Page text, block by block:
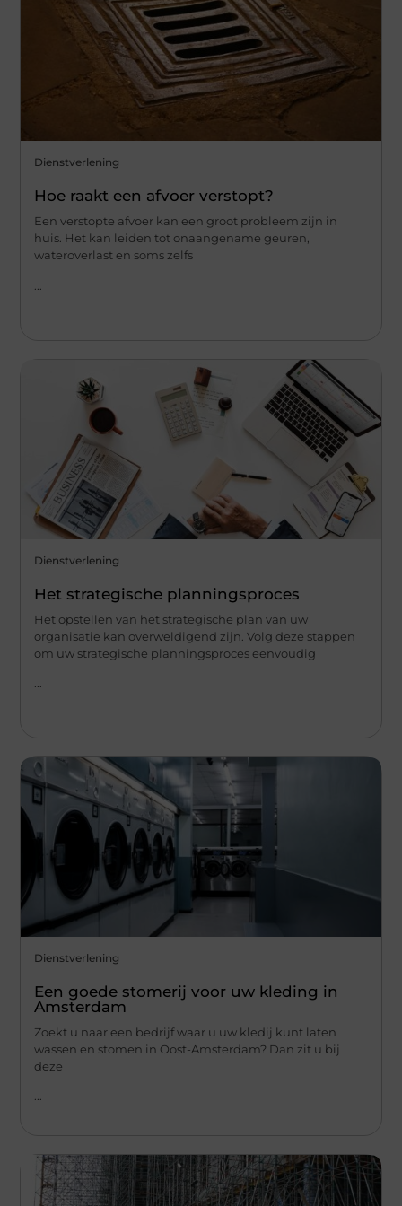
Dienstverlening
Hoe raakt een afvoer verstopt?
Een verstopte afvoer kan een groot probleem zijn in
huis. Het kan leiden tot onaangename geuren,
wateroverlast en soms zelfs
Dienstverlening
Het strategische planningsproces
Het opstellen van het strategische plan van uw
organisatie kan overweldigend zijn. Volg deze stappen
om uw strategische planningsproces eenvoudig
Dienstverlening
Een goede stomerij voor uw kleding in
Amsterdam
Zoekt u naar een bedrijf waar u uw kledij kunt laten
wassen en stomen in Oost-Amsterdam? Dan zit u bij
deze
...